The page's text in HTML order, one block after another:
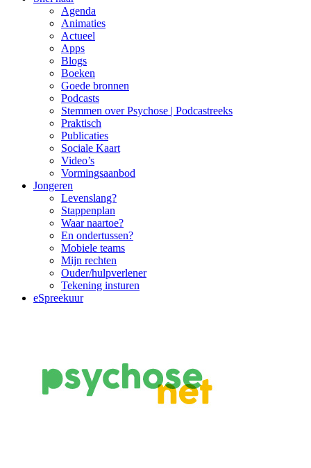
Agenda
Animaties
Actueel
Apps
Blogs
Boeken
Goede bronnen
Podcasts
Stemmen over Psychose | Podcastreeks
Praktisch
Publicaties
Sociale Kaart
Video’s
Vormingsaanbod
Jongeren
Levenslang?
Stappenplan
Waar naartoe?
En ondertussen?
Mobiele teams
Mijn rechten
Ouder/hulpverlener
Tekening insturen
eSpreekuur